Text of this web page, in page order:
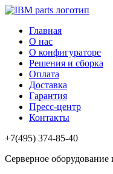
Главная
О нас
О конфигураторе
Решения и сборка
Оплата
Доставка
Гарантия
Пресс-центр
Контакты
+7(495) 374-85-40
Серверное